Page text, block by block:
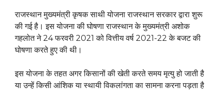
राजस्थान मुख्यमंत्री कृषक साथी योजना राजस्थान सरकार द्वारा शुरू
की गई है। इस योजना की घोषणा राजस्थान के मुख्यमंत्री अशोक
गहलोत ने 24 फरवरी 2021 को वित्तीय वर्ष 2021-22 के बजट की
घोषणा करते हुए की थी।
इस योजना के तहत अगर किसानों की खेती करते समय मृत्यु हो जाती है
या उन्हें किसी आंशिक या स्थायी विकलांगता का सामना करना पड़ता है